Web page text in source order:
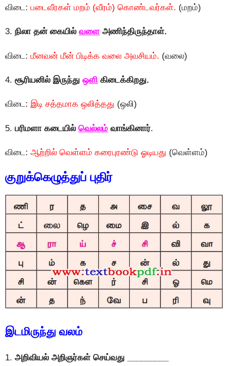
விடை: படைவீரகள் மறம் (வீரம்) கொண்டவர்கள். (மறம்)
3. நிலா தன் கையில் வளை அணிந்திருந்தாள்.
விடை: மீனவன் மீன் பிடிக்க வலை அவசியம். (வலை)
4. சூரியனில் இருந்து ஒளி கிடைக்கிறது.
விடை: இடி சத்தமாக ஒலித்தது (ஒலி)
5. பரிமளா கடையில் வெல்லம் வாங்கினார்.
விடை: ஆற்றில் வெள்ளம் கரைபுரண்டு ஓடியது (வெள்ளம்)
குறுக்கெழுத்துப் புதிர்
இடமிருந்து வலம்
1. அறிவியல் அறிஞர்கள் செய்வது _________